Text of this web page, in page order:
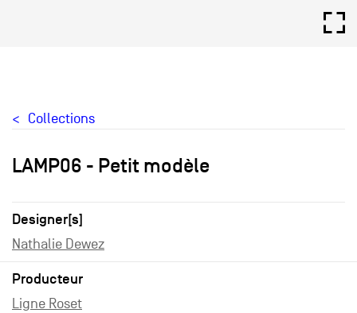
Collections
LAMP06 - Petit modèle
Designer[s]
Nathalie Dewez
Producteur
Ligne Roset